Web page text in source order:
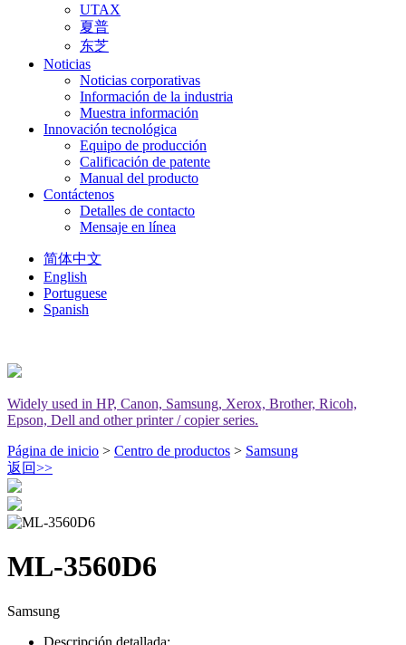
UTAX
夏普
东芝
Noticias
Noticias corporativas
Información de la industria
Muestra información
Innovación tecnológica
Equipo de producción
Calificación de patente
Manual del producto
Contáctenos
Detalles de contacto
Mensaje en línea
简体中文
English
Portuguese
Spanish
Widely used in HP, Canon, Samsung, Xerox, Brother, Ricoh,
Epson, Dell and other printer / copier series.
Página de inicio > Centro de productos > Samsung
返回>>
ML-3560D6
Samsung
Descripción detallada: